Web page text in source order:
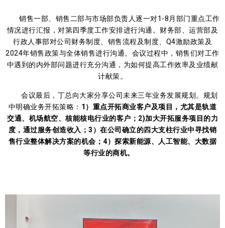
销售一部、销售二部与市场部负责人逐一对1-8月部门重点工作
情况进行汇报，对第四季度工作安排进行沟通。财务部、运营部及
行政人事部对公司财务制度、销售流程及制度、Q4激励政策及
2024年销售政策与全体销售进行沟通。会议过程中，销售们对工作
中遇到的内外部问题进行充分沟通，为如何提高工作效率及业绩献
计献策。
会议最后，丁总向大家分享公司未来三年业务发展规划。规划
中明确业务开拓策略： 1）重点开拓商业客户及项目，尤其是轨道
交通、机场航空、核能核电行业的客户；2)加大开拓服务项目的力
度，通过服务创造收入；3）在公司确立的四大支柱行业中寻找销
售行业整体解决方案的机会；4）探索新能源、人工智能、大数据
等行业的商机。